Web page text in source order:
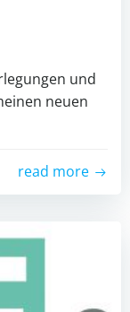
und
neuen
read more